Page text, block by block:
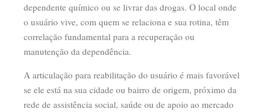
dependente químico ou se livrar das drogas. O local onde
o usuário vive, com quem se relaciona e sua rotina, têm
correlação fundamental para a recuperação ou
manutenção da dependência.
A articulação para reabilitação do usuário é mais favorável
se ele está na sua cidade ou bairro de origem, próximo da
rede de assistência social, saúde ou de apoio ao mercado